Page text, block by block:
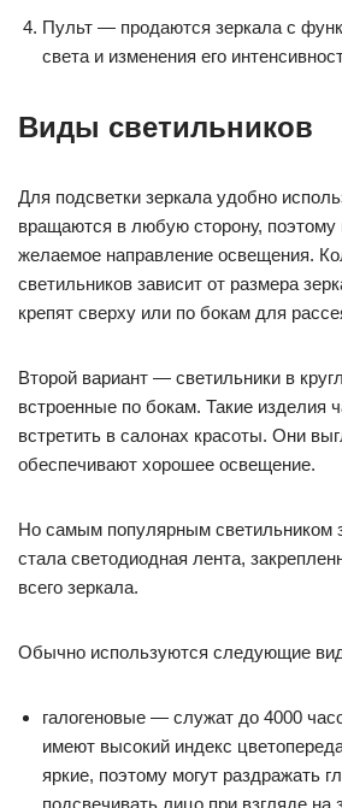
Пульт — продаются зеркала с
света и изменения его
Виды светильников
Для подсветки зеркала удобно
вращаются в любую сторону,
желаемое направление освещения.
светильников зависит от размера
крепят сверху или по бокам для
Второй вариант — светильники в
встроенные по бокам. Такие изделия
встретить в салонах красоты. Они
обеспечивают хорошее освещение.
Но самым популярным светильником
стала светодиодная лента,
всего зеркала.
Обычно используются следующие
галогеновые — служат до 4000
имеют высокий индекс
яркие, поэтому могут раздражать
подсвечивать лицо при взгляде на